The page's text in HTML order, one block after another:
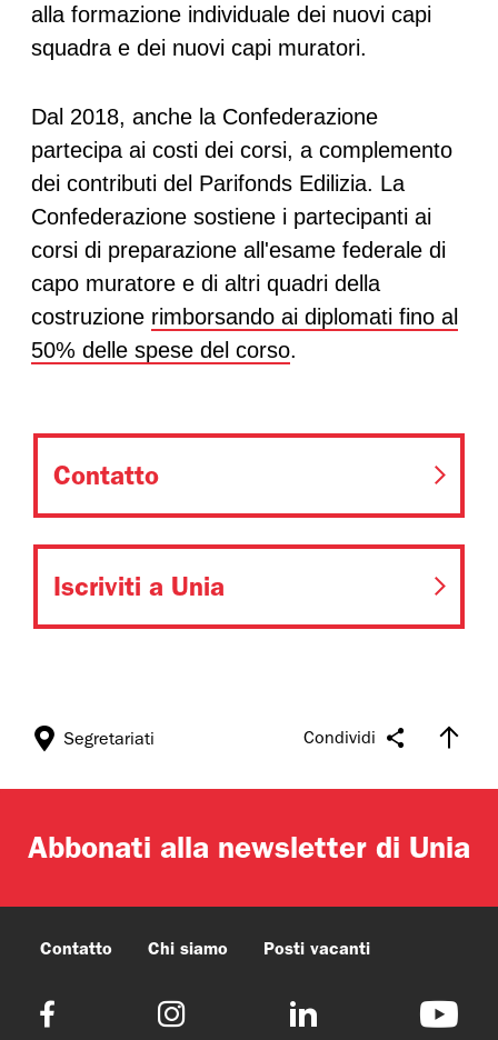
alla formazione individuale dei nuovi capi
squadra e dei nuovi capi muratori.
Dal 2018, anche la Confederazione
partecipa ai costi dei corsi, a complemento
dei contributi del Parifonds Edilizia. La
Confederazione sostiene i partecipanti ai
corsi di preparazione all'esame federale di
capo muratore e di altri quadri della
costruzione rimborsando ai diplomati fino al
50% delle spese del corso.
Contatto
Iscriviti a Unia
Condividi
Segretariati
Abbonati alla newsletter di Unia
Contatto Chi siamo Posti vacanti